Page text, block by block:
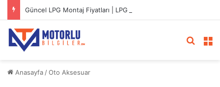
Güncel LPG Montaj Fiyatları | LPG Ne Kadara Takılır?
Anasayfa /Oto Aksesuar